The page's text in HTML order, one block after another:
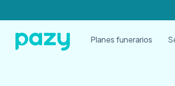
Planes funerarios